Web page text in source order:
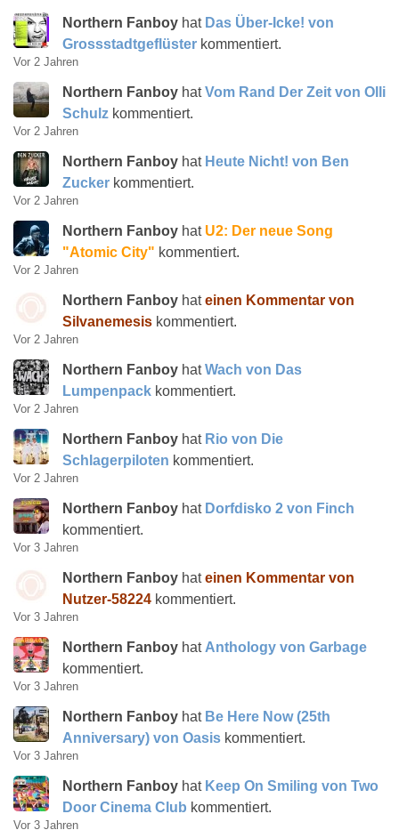
Northern Fanboy hat Das Über-Icke! von
Grossstadtgeflüster kommentiert.
Vor 2 Jahren
Northern Fanboy hatVom Rand Der Zeit von Olli
Schulz kommentiert.
Vor 2 Jahren
Northern Fanboy hat Heute Nicht! von Ben
Zucker kommentiert.
Vor 2 Jahren
Northern Fanboy hat U2: Der neue Song
"Atomic City" kommentiert.
Vor 2 Jahren
Northern Fanboy hateinen Kommentar von
Silvanemesis kommentiert.
Vor 2 Jahren
Northern Fanboy hatWach von Das
Lumpenpack kommentiert.
Vor 2 Jahren
Northern Fanboy hat Rio von Die
Schlagerpiloten kommentiert.
Vor 2 Jahren
Northern Fanboy hat Dorfdisko 2 von Finch
kommentiert.
Vor 3 Jahren
Northern Fanboy hateinen Kommentar von
Nutzer-58224 kommentiert.
Vor 3 Jahren
Northern Fanboy hat Anthology von Garbage
kommentiert.
Vor 3 Jahren
Northern Fanboy hat Be Here Now (25th
Anniversary) von Oasis kommentiert.
Vor 3 Jahren
Northern Fanboy hat Keep On Smiling von Two
Door Cinema Club kommentiert.
Vor 3 Jahren